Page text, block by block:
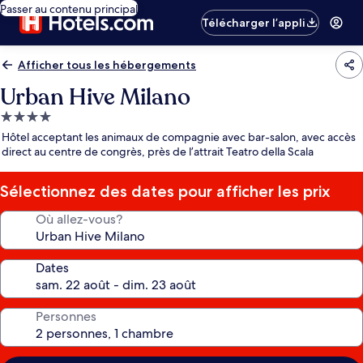
Passer au contenu principal
Télécharger l’appli
Afficher tous les hébergements
Urban Hive Milano
Hébergement
4.0 étoiles
Hôtel acceptant les animaux de compagnie avec bar-salon, avec accès
direct au centre de congrès, près de l’attrait Teatro della Scala
Sélectionnez des dates pour afficher les prix
Où allez-vous?
Dates
Personnes